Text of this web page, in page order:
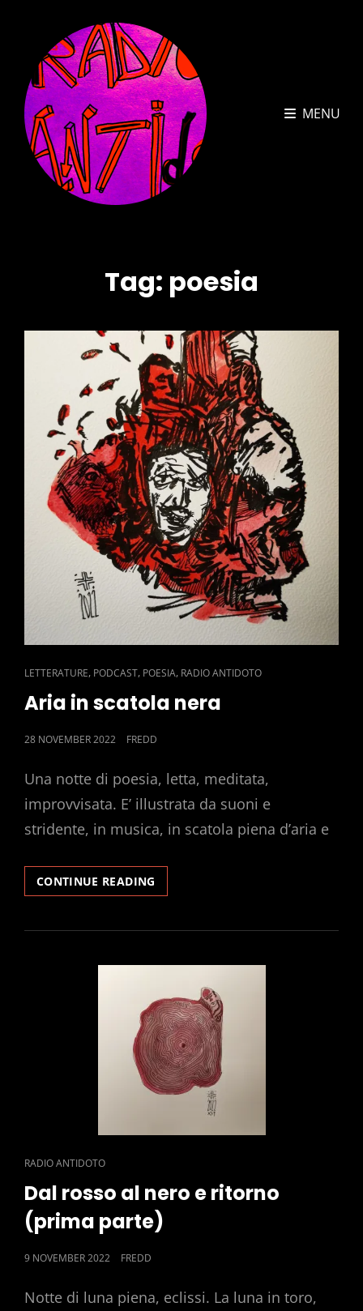
MENU
Tag: poesia
CAT
LINKS
LETTERATURE, PODCAST, POESIA, RADIO ANTIDOTO
Aria in scatola nera
POSTED
28 NOVEMBER 2022 FREDD
Una notte di poesia, letta, meditata,
improvvisata. E’ illustrata da suoni e
stridente, in musica, in scatola piena d’aria e
CONTINUE READING
IN
NERA
CAT
LINKS
RADIO ANTIDOTO
Dal rosso al nero e ritorno
(prima parte)
POSTED
9 NOVEMBER 2022 FREDD
Notte di luna piena, eclissi. La luna in toro,